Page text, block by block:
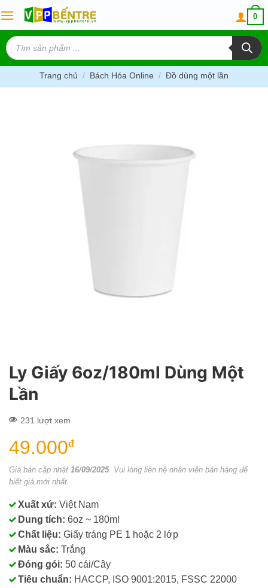
to
content
0
Tìm
kiếm
sản
phẩm
Trang chủ / Bách Hóa Online / Đồ dùng một lần
Ly Giấy 6oz/180ml Dùng Một
Lần
231 lượt xem
49.000đ
Giá bán cập nhật 16/09/2025. Vui lòng liên hệ nhân viên bán hàng để
biết giá mới nhất.
Xuất xứ: Việt Nam
Dung tích: 6oz ~ 180ml
Chất liệu: Giấy tráng PE 1 hoặc 2 lớp
Màu sắc: Trắng
Đóng gói: 50 cái/Cây
Tiêu chuẩn: HACCP, ISO 9001:2015, FSSC 22000